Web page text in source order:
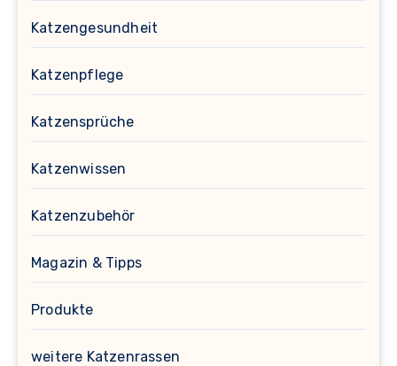
Katzengesundheit
Katzenpflege
Katzensprüche
Katzenwissen
Katzenzubehör
Magazin & Tipps
Produkte
weitere Katzenrassen